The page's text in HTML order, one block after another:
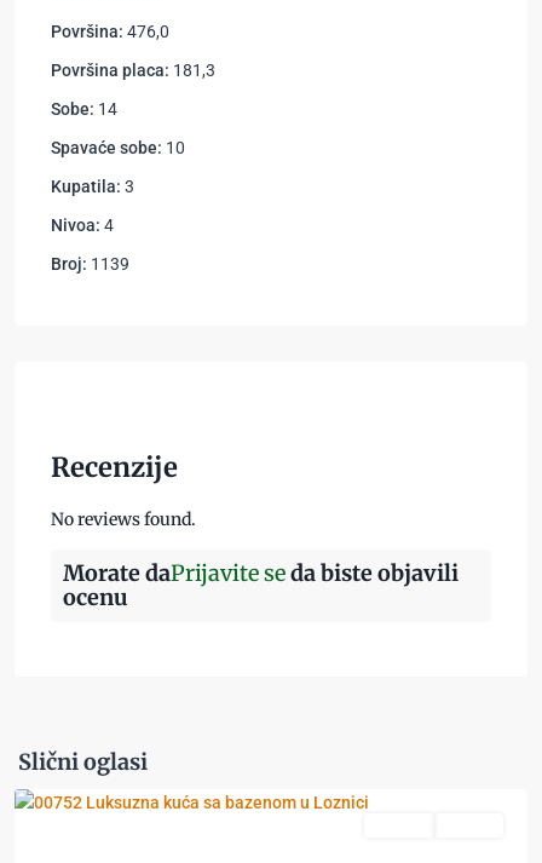
Površina: 476,0
Površina placa: 181,3
Sobe: 14
Spavaće sobe: 10
Kupatila: 3
Nivoa: 4
Broj: 1139
Recenzije
No reviews found.
Morate daPrijavite seda biste objavili
ocenu
Slični oglasi